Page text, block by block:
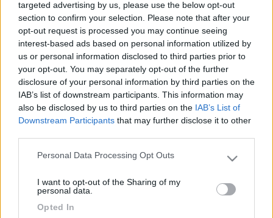
targeted advertising by us, please use the below opt-out
section to confirm your selection. Please note that after your
opt-out request is processed you may continue seeing
interest-based ads based on personal information utilized by
us or personal information disclosed to third parties prior to
your opt-out. You may separately opt-out of the further
disclosure of your personal information by third parties on the
IAB’s list of downstream participants. This information may
also be disclosed by us to third parties on the IAB’s List of
Downstream Participants that may further disclose it to other
Please note that this website/app uses one or more Google
not limited to your visit or usage behaviour. You may click to
use your data for below specified purposes in below Google
Personal Data Processing Opt Outs
I want to opt-out of the Sharing of my
personal data.
Opted In
parte tonda dopo il frigorifero.
Mentre quelli che contornano la tv e il lavantino cucina sono
come prima la stiscia verticale emette una luce che quasi non si
vede (qualche giorno fa funzionava correttamente)
Domanda: E' già capitato a qualcuno una cosa simile? Come si
smonta la striscia trasparente che copre i led per verificare la
tensione che arriva ai led?
Grazie Adry
aadry
Inserito il09/04/2020 22:13:47
In risposta al messaggio di